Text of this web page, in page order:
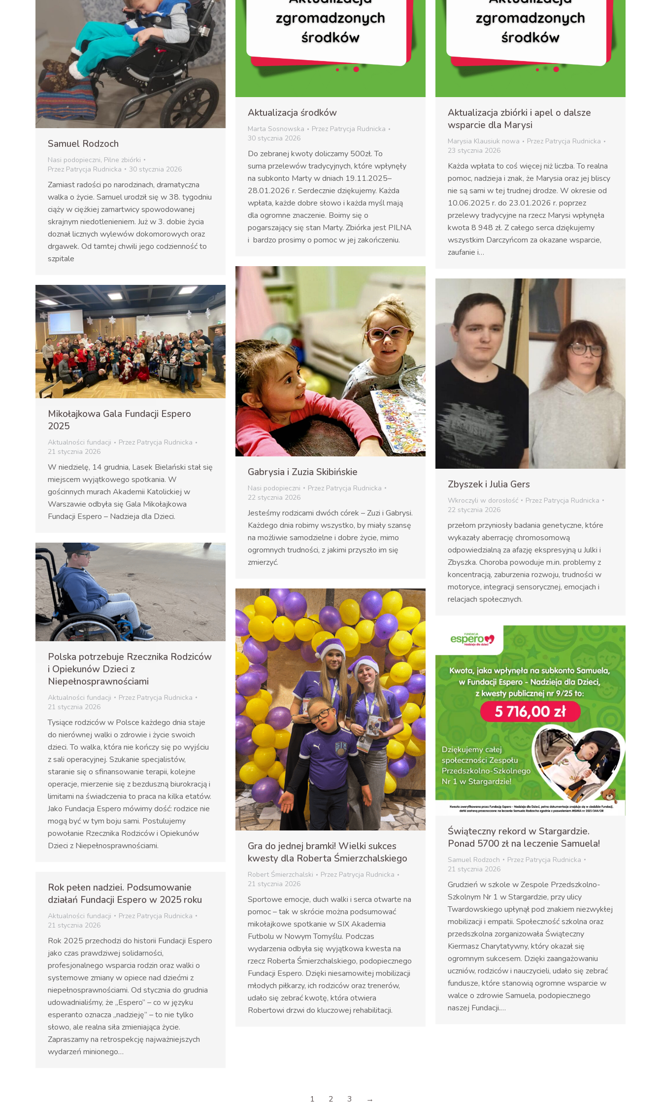
Samuel Rodzoch
Nasi podopieczni, Pilne zbiórki
Przez Patrycja Rudnicka 30 stycznia 2026
Zamiast radości po narodzinach, dramatyczna
walka o życie. Samuel urodził się w 38. tygodniu
ciąży w ciężkiej zamartwicy spowodowanej
skrajnym niedotlenieniem. Już w 3. dobie życia
doznał licznych wylewów dokomorowych oraz
drgawek. Od tamtej chwili jego codzienność to
szpitale
Aktualizacja środków
Marta Sosnowska Przez Patrycja Rudnicka
30 stycznia 2026
Do zebranej kwoty doliczamy 500zł. To
suma przelewów tradycyjnych, które wpłynęły
na subkonto Marty w dniach 19.11.2025–
28.01.2026 r. Serdecznie dziękujemy. Każda
wpłata, każde dobre słowo i każda myśl mają
dla ogromne znaczenie. Boimy się o
pogarszający się stan Marty. Zbiórka jest PILNA
i bardzo prosimy o pomoc w jej zakończeniu.
Aktualizacja zbiórki i apel o dalsze
wsparcie dla Marysi
Marysia Klausiuk nowa Przez Patrycja Rudnicka
23 stycznia 2026
Każda wpłata to coś więcej niż liczba. To realna
pomoc, nadzieja i znak, że Marysia oraz jej bliscy
nie są sami w tej trudnej drodze. W okresie od
10.06.2025 r. do 23.01.2026 r. poprzez
przelewy tradycyjne na rzecz Marysi wpłynęła
kwota 8 948 zł. Z całego serca dziękujemy
wszystkim Darczyńcom za okazane wsparcie,
zaufanie i…
Gabrysia i Zuzia Skibińskie
Nasi podopieczni Przez Patrycja Rudnicka
22 stycznia 2026
Jesteśmy rodzicami dwóch córek – Zuzi i Gabrysi.
Każdego dnia robimy wszystko, by miały szansę
na możliwie samodzielne i dobre życie, mimo
ogromnych trudności, z jakimi przyszło im się
zmierzyć.
Zbyszek i Julia Gers
Wkroczyli w dorosłość Przez Patrycja Rudnicka
22 stycznia 2026
przełom przyniosły badania genetyczne, które
wykazały aberrację chromosomową
odpowiedzialną za afazję ekspresyjną u Julki i
Zbyszka. Choroba powoduje m.in. problemy z
koncentracją, zaburzenia rozwoju, trudności w
motoryce, integracji sensorycznej, emocjach i
relacjach społecznych.
Mikołajkowa Gala Fundacji Espero
2025
Aktualności fundacji Przez Patrycja Rudnicka
21 stycznia 2026
W niedzielę, 14 grudnia, Lasek Bielański stał się
miejscem wyjątkowego spotkania. W
gościnnych murach Akademii Katolickiej w
Warszawie odbyła się Gala Mikołajkowa
Fundacji Espero – Nadzieja dla Dzieci.
Polska potrzebuje Rzecznika Rodziców
i Opiekunów Dzieci z
Niepełnosprawnościami
Aktualności fundacji Przez Patrycja Rudnicka
21 stycznia 2026
Tysiące rodziców w Polsce każdego dnia staje
do nierównej walki o zdrowie i życie swoich
dzieci. To walka, która nie kończy się po wyjściu
z sali operacyjnej. Szukanie specjalistów,
staranie się o sfinansowanie terapii, kolejne
operacje, mierzenie się z bezduszną biurokracją i
limitami na świadczenia to praca na kilka etatów.
Jako Fundacja Espero mówimy dość: rodzice nie
mogą być w tym boju sami. Postulujemy
powołanie Rzecznika Rodziców i Opiekunów
Dzieci z Niepełnosprawnościami.
Gra do jednej bramki! Wielki sukces
kwesty dla Roberta Śmierzchalskiego
Robert Śmierzchalski Przez Patrycja Rudnicka
21 stycznia 2026
Sportowe emocje, duch walki i serca otwarte na
pomoc – tak w skrócie można podsumować
mikołajkowe spotkanie w SIX Akademia
Futbolu w Nowym Tomyślu. Podczas
wydarzenia odbyła się wyjątkowa kwesta na
rzecz Roberta Śmierzchalskiego, podopiecznego
Fundacji Espero. Dzięki niesamowitej mobilizacji
młodych piłkarzy, ich rodziców oraz trenerów,
udało się zebrać kwotę, która otwiera
Robertowi drzwi do kluczowej rehabilitacji.
Świąteczny rekord w Stargardzie.
Ponad 5700 zł na leczenie Samuela!
Samuel Rodzoch Przez Patrycja Rudnicka
21 stycznia 2026
Grudzień w szkole w Zespole Przedszkolno-
Szkolnym Nr 1 w Stargardzie, przy ulicy
Twardowskiego upłynął pod znakiem niezwykłej
mobilizacji i empatii. Społeczność szkolna oraz
przedszkolna zorganizowała Świąteczny
Kiermasz Charytatywny, który okazał się
ogromnym sukcesem. Dzięki zaangażowaniu
uczniów, rodziców i nauczycieli, udało się zebrać
fundusze, które stanowią ogromne wsparcie w
walce o zdrowie Samuela, podopiecznego
naszej Fundacji.…
Rok pełen nadziei. Podsumowanie
działań Fundacji Espero w 2025 roku
Aktualności fundacji Przez Patrycja Rudnicka
21 stycznia 2026
Rok 2025 przechodzi do historii Fundacji Espero
jako czas prawdziwej solidarności,
profesjonalnego wsparcia rodzin oraz walki o
systemowe zmiany w opiece nad dziećmi z
niepełnosprawnościami. Od stycznia do grudnia
udowadnialiśmy, że „Espero” – co w języku
esperanto oznacza „nadzieję” – to nie tylko
słowo, ale realna siła zmieniająca życie.
Zapraszamy na retrospekcję najważniejszych
wydarzeń minionego…
1 2 3 →